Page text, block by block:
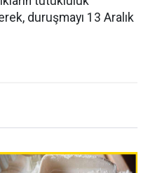
duruşmayı 13 Aralık